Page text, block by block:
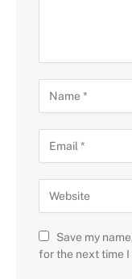
Save my
for the next time